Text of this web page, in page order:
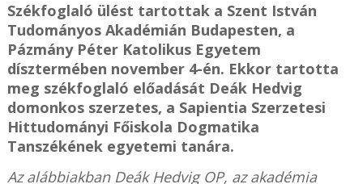
Székfoglaló ülést tartottak a Szent István
Tudományos Akadémián Budapesten, a
Pázmány Péter Katolikus Egyetem
dísztermében november 4-én. Ekkor tartotta
meg székfoglaló előadását Deák Hedvig
domonkos szerzetes, a Sapientia Szerzetesi
Hittudományi Főiskola Dogmatika
Tanszékének egyetemi tanára.
Az alábbiakban Deák Hedvig OP, az akadémia